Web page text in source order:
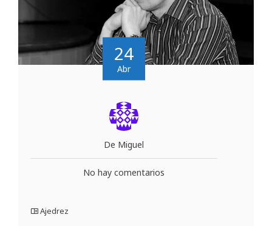
24
Abr
De Miguel
No hay comentarios
Ajedrez